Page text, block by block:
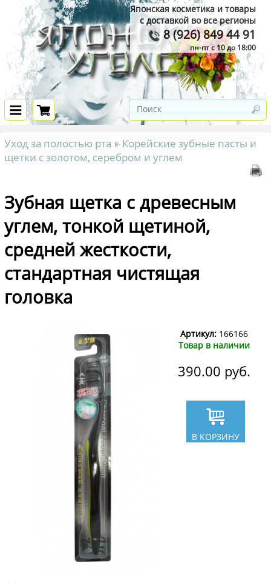
Японская косметика и товары
с доставкой во все регионы
8 (926) 849 44 91
пн-пт с 10 до 18:00
Уход за полостью рта
Корейские зубные пасты и
щетки с золотом, серебром и углем
Зубная щетка с древесным
углем, тонкой щетиной,
средней жесткости,
стандартная чистящая
головка
Артикул:166166
Товар в наличии
390.00 руб.
В КОРЗИНУ